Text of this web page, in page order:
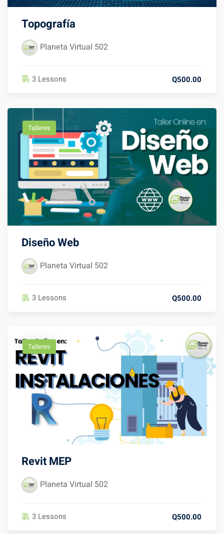
Topografía
Planeta Virtual 502
3 Lessons Q500.00
Talleres
Diseño Web
Planeta Virtual 502
3 Lessons Q500.00
Talleres
Revit MEP
Planeta Virtual 502
3 Lessons Q500.00